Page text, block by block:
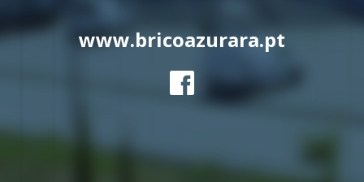
www.bricoazurara.pt